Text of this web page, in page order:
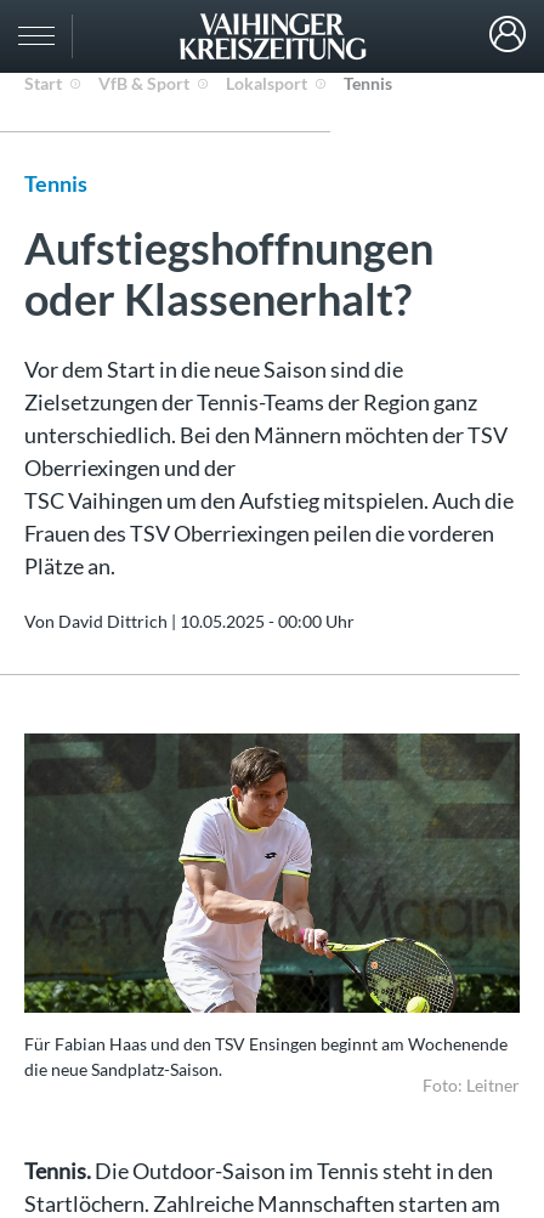
Start VfB & Sport Lokalsport Tennis
Tennis
Aufstiegshoffnungen
oder Klassenerhalt?
Vor dem Start in die neue Saison sind die
Zielsetzungen der Tennis-Teams der Region ganz
unterschiedlich. Bei den Männern möchten der TSV
Oberriexingen und der
TSC Vaihingen um den Aufstieg mitspielen. Auch die
Frauen des TSV Oberriexingen peilen die vorderen
Plätze an.
Von David Dittrich | 10.05.2025 - 00:00 Uhr
Für Fabian Haas und den TSV Ensingen beginnt am Wochenende
die neue Sandplatz-Saison.
Foto: Leitner
Tennis.Die Outdoor-Saison im Tennis steht in den
Startlöchern. Zahlreiche Mannschaften starten am